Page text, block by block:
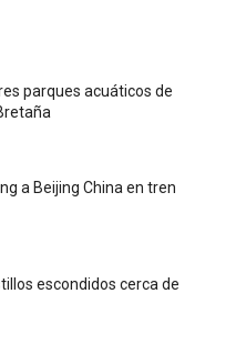
parques acuáticos de
a Beijing China en tren
escondidos cerca de